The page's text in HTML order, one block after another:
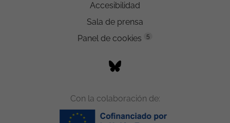
Accesibilidad
Sala de prensa
Panel de cookies
5
Con la colaboración de: